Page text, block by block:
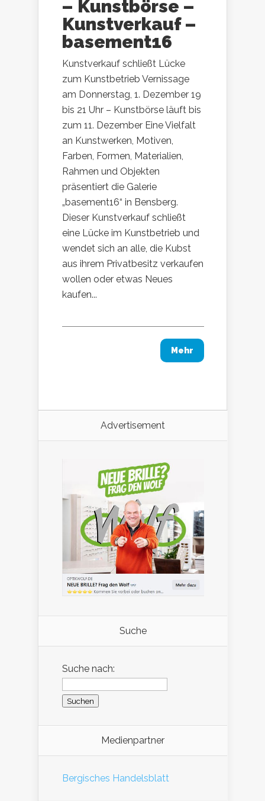
– Kunstbörse –
Kunstverkauf –
basement16
Kunstverkauf schließt Lücke
zum Kunstbetrieb Vernissage
am Donnerstag, 1. Dezember 19
bis 21 Uhr – Kunstbörse läuft bis
zum 11. Dezember Eine Vielfalt
an Kunstwerken, Motiven,
Farben, Formen, Materialien,
Rahmen und Objekten
präsentiert die Galerie
„basement16“ in Bensberg.
Dieser Kunstverkauf schließt
eine Lücke im Kunstbetrieb und
wendet sich an alle, die Kubst
aus ihrem Privatbesitz verkaufen
wollen oder etwas Neues
kaufen...
Mehr
Advertisement
Suche
Suche nach:
Medienpartner
Bergisches Handelsblatt